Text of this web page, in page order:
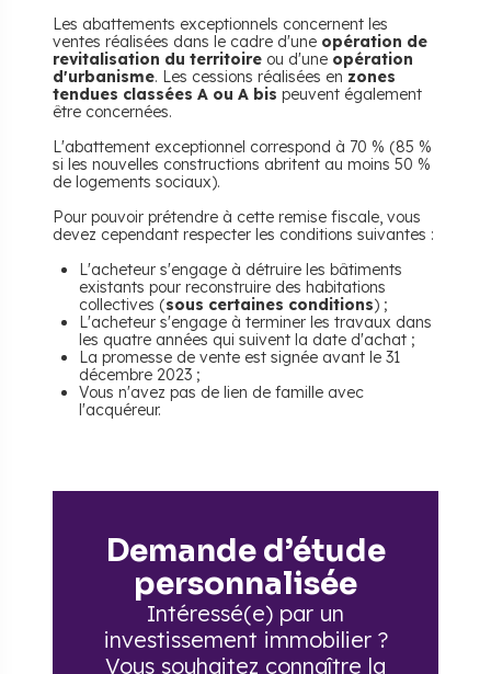
Les abattements exceptionnels concernent les
ventes réalisées dans le cadre d'une opération de
revitalisation du territoire ou d'une opération
d'urbanisme. Les cessions réalisées en zones
tendues classées A ou A bis peuvent également
être concernées.
L'abattement exceptionnel correspond à 70 % (85 %
si les nouvelles constructions abritent au moins 50 %
de logements sociaux).
Pour pouvoir prétendre à cette remise fiscale, vous
devez cependant respecter les conditions suivantes :
L'acheteur s'engage à détruire les bâtiments
existants pour reconstruire des habitations
collectives (sous certaines conditions) ;
L'acheteur s'engage à terminer les travaux dans
les quatre années qui suivent la date d'achat ;
La promesse de vente est signée avant le 31
décembre 2023 ;
Vous n'avez pas de lien de famille avec
l'acquéreur.
Demande d’étude
personnalisée
Intéressé(e) par un
investissement immobilier ?
Vous souhaitez connaître la